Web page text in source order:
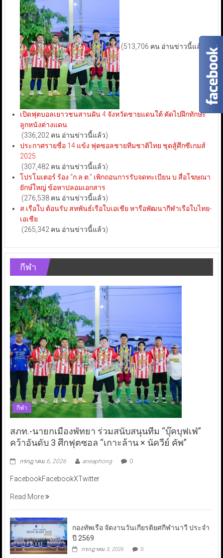
(513,706 คน อ่านข่าวนี้แล้ว)
เปิดฟุตบอลเยาวชนสานฝัน 4 จังหวัดชายแดนใต้ คัดไปฝึกทักษะ
ลูกหนังต่างแดน
(336,202 คน อ่านข่าวนี้แล้ว)
ประกาศรายชื่อ 14 แข้ง ฟุตซอลชายทีมชาติไทย ชุดสู้ศึกซีเกมส์
2025
(307,482 คน อ่านข่าวนี้แล้ว)
โปรโมเตอร์ ร้อง “ก.ล.ต.” เพิกถอนการรับจดทะเบียน บ.สื่อโฆษณา
ยักษ์ใหญ่ ข้อหาปลอมเอกสาร
(276,538 คน อ่านข่าวนี้แล้ว)
ส.เรือใบ ต้อนรับ สหพันธ์เรือใบเอเชีย หารือพัฒนากีฬาเรือใบไทย-
เอเชีย
(265,342 คน อ่านข่าวนี้แล้ว)
กีฬา
กีฬา
สภท.-นายกเมืองพัทยา ร่วมสนับสนุนทีม “บุ๊คบุฟเฟ่”
คว้าอันดับ 3 ศึกฟุตซอล “เกาะล้าน × นัควีย์ คัพ”
กรกฎาคม 6, 2026 aneaphong 0
FacebookFacebookXTwitter
Read More
กองทัพเรือ จัดงานวันเกียรติยศกีฬานาวี ประจำ
ปี 2569
กรกฎาคม 3, 2026 0